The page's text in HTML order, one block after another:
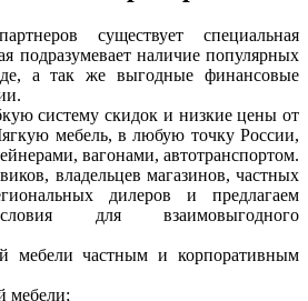
существует специальная
подразумевает наличие популярных
а так же выгодные финансовые
систему скидок и низкие цены от
мебель, в любую точку России,
вагонами, автотранспортом.
владельцев магазинов, частных
дилеров и предлагаем
для взаимовыгодного
мебели частным и корпоративным
мебели;